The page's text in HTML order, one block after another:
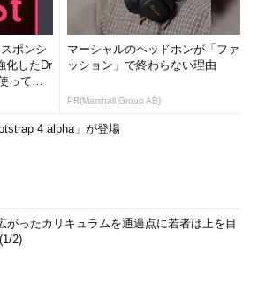
ポンシ
化したDr
って
マーシャルのヘッドホンが「ファ
ッション」で終わらない理由
PR(Marshall Group AB)
4 alpha」が登場
がったカリキュラムを通過点に若者は上を目
2)